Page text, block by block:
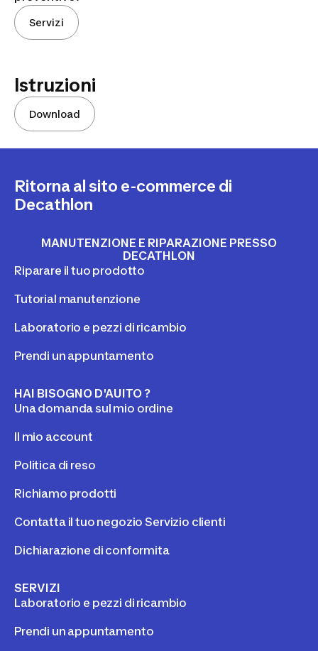
Servizi
Istruzioni
Download
Ritorna al sito e-commerce di
Decathlon
MANUTENZIONE E RIPARAZIONE PRESSO
DECATHLON
Riparare il tuo prodotto
Tutorial manutenzione
Laboratorio e pezzi di ricambio
Prendi un appuntamento
HAI BISOGNO D'AUITO ?
Una domanda sul mio ordine
Il mio account
Politica di reso
Richiamo prodotti
Contatta il tuo negozio Servizio clienti
Dichiarazione di conformita
SERVIZI
Laboratorio e pezzi di ricambio
Prendi un appuntamento